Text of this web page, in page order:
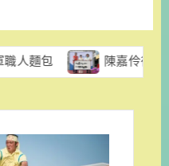
陳嘉伶律師創立易勝法律